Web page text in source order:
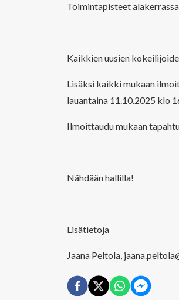
Toimintapisteet
Kaikkien uusien
Lisäksi kaikki mukaan
lauantaina 11.10.2025 klo
Ilmoittaudu mukaan
Nähdään hallilla!
Lisätietoja
Jaana Peltola,